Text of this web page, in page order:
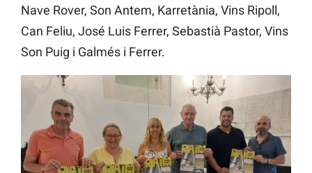
Nave Rover, Son Antem, Karretània, Vins Ripoll,
Can Feliu, José Luis Ferrer, Sebastià Pastor, Vins
Son Puig i Galmés i Ferrer.